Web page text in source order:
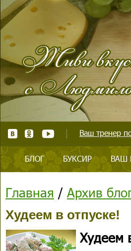
Ваш тренер
БЛОГ БУКСИР ВАШ
Главная / Архив
Худеем в отпуске!
Худеем